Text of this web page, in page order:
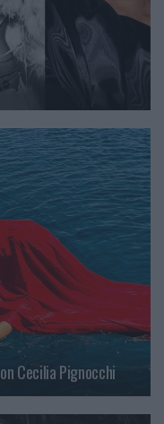
Cecilia Pignocchi